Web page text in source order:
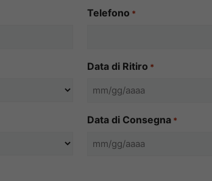
Telefono
Data di Ritiro
MM
GG
slash
Data di Consegna
MM